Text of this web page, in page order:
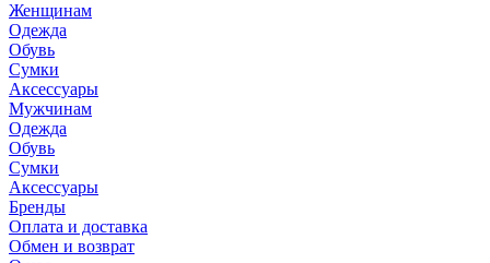
Женщинам
Одежда
Обувь
Сумки
Аксессуары
Мужчинам
Одежда
Обувь
Сумки
Аксессуары
Бренды
Оплата и доставка
Обмен и возврат